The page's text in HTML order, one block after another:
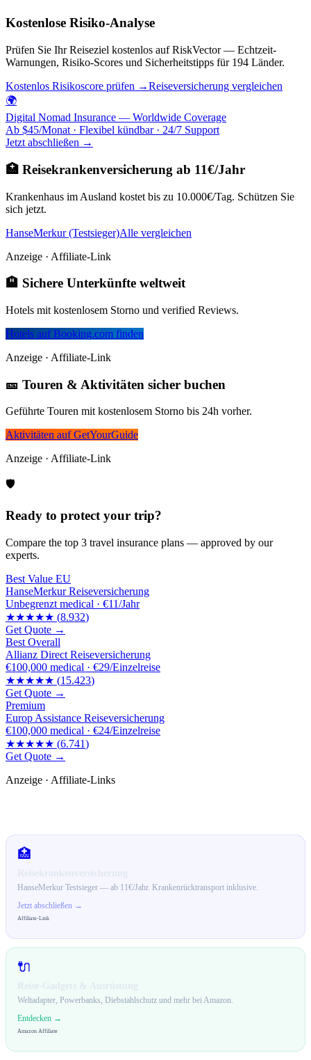
Kostenlose Risiko-Analyse
Prüfen Sie Ihr Reiseziel kostenlos auf RiskVector — Echtzeit-
Warnungen, Risiko-Scores und Sicherheitstipps für 194 Länder.
Kostenlos Risikoscore prüfen →Reiseversicherung vergleichen
🌍
Digital Nomad Insurance — Worldwide Coverage
Ab $45/Monat · Flexibel kündbar · 24/7 Support
Jetzt abschließen →
🏥 Reisekrankenversicherung ab 11€/Jahr
Krankenhaus im Ausland kostet bis zu 10.000€/Tag. Schützen Sie
sich jetzt.
HanseMerkur (Testsieger)Alle vergleichen
Anzeige · Affiliate-Link
🏨 Sichere Unterkünfte weltweit
Hotels mit kostenlosem Storno und verified Reviews.
Hotels auf Booking.com finden
Anzeige · Affiliate-Link
🎫 Touren & Aktivitäten sicher buchen
Geführte Touren mit kostenlosem Storno bis 24h vorher.
Aktivitäten auf GetYourGuide
Anzeige · Affiliate-Link
🛡️
Ready to protect your trip?
Compare the top 3 travel insurance plans — approved by our
experts.
Best Value EU
HanseMerkur Reiseversicherung
Unbegrenzt medical · €11/Jahr
★★★★★ (8.932)
Get Quote →
Best Overall
Allianz Direct Reiseversicherung
€100,000 medical · €29/Einzelreise
★★★★★ (15.423)
Get Quote →
Premium
Europ Assistance Reiseversicherung
€100,000 medical · €24/Einzelreise
★★★★★ (6.741)
Get Quote →
Anzeige · Affiliate-Links
🏥
HanseMerkur Testsieger — ab 11€/Jahr. Krankenrücktransport inklusive.
Jetzt abschließen →
Affiliate-Link
🔌
Weltadapter, Powerbanks, Diebstahlschutz und mehr bei Amazon.
Entdecken →
Amazon Affiliate